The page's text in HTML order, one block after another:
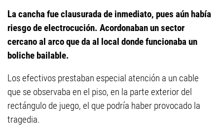
La cancha fue clausurada de inmediato, pues aún había
riesgo de electrocución. Acordonaban un sector
cercano al arco que da al local donde funcionaba un
boliche bailable.
Los efectivos prestaban especial atención a un cable
que se observaba en el piso, en la parte exterior del
rectángulo de juego, el que podría haber provocado la
tragedia.